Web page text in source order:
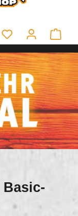
Basic-